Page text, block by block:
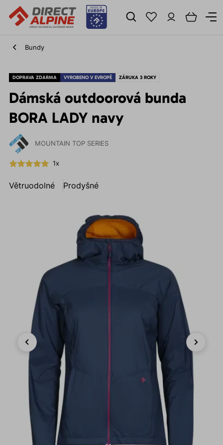
Bundy
DOPRAVA ZDARMA VYROBENO V EVROPĚ ZÁRUKA 3 ROKY
Dámská outdoorová bunda
BORA LADY navy
MOUNTAIN TOP SERIES
1x
Větruodolné Prodyšné
Previous Next